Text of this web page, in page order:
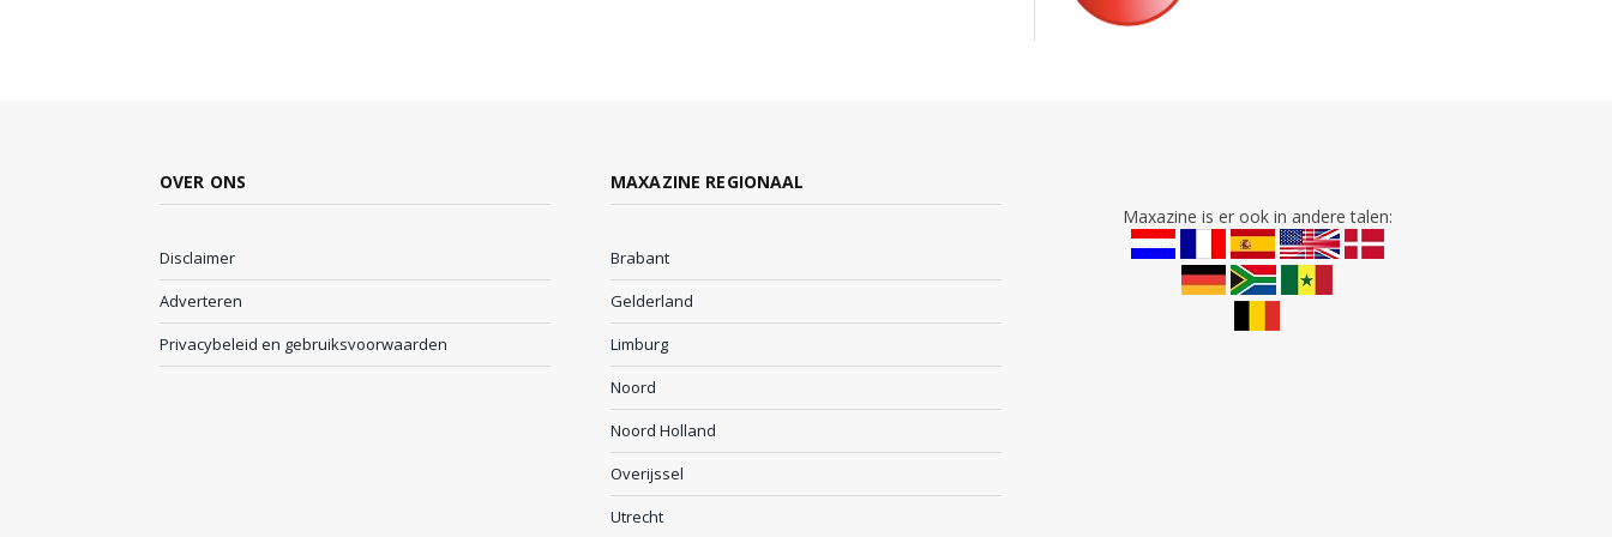
OVER ONS
Disclaimer
Adverteren
Privacybeleid en gebruiksvoorwaarden
MAXAZINE REGIONAAL
Brabant
Gelderland
Limburg
Noord
Noord Holland
Overijssel
Utrecht
Maxazine is er ook in andere talen: